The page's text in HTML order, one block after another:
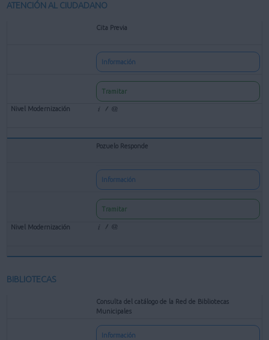
ATENCIÓN AL CIUDADANO
Cita Previa
Información
Tramitar
Pozuelo Responde
Información
Tramitar
BIBLIOTECAS
Consulta del catálogo de la Red de Bibliotecas
Municipales
Información